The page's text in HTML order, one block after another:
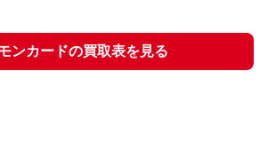
ンカードの買取表を見る